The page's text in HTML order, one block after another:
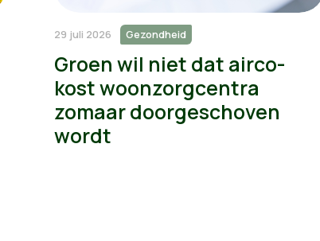
29 juli 2026 Gezondheid
Groen wil niet dat airco-
kost woonzorgcentra
zomaar doorgeschoven
wordt